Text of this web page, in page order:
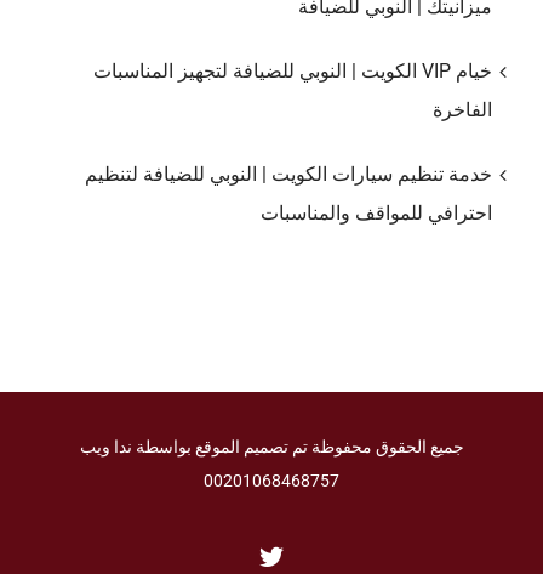
ميزانيتك | النوبي للضيافة
خيام VIP الكويت | النوبي للضيافة لتجهيز المناسبات
الفاخرة
خدمة تنظيم سيارات الكويت | النوبي للضيافة لتنظيم
احترافي للمواقف والمناسبات
جميع الحقوق محفوظة تم تصميم الموقع بواسطة ندا ويب
00201068468757